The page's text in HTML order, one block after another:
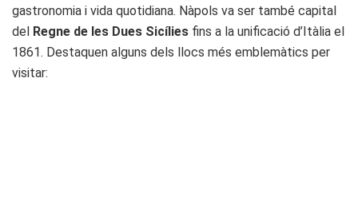
gastronomia i vida quotidiana. Nàpols va ser també capital
del Regne de les Dues Sicílies fins a la unificació d’Itàlia el
1861. Destaquen alguns dels llocs més emblemàtics per
visitar: